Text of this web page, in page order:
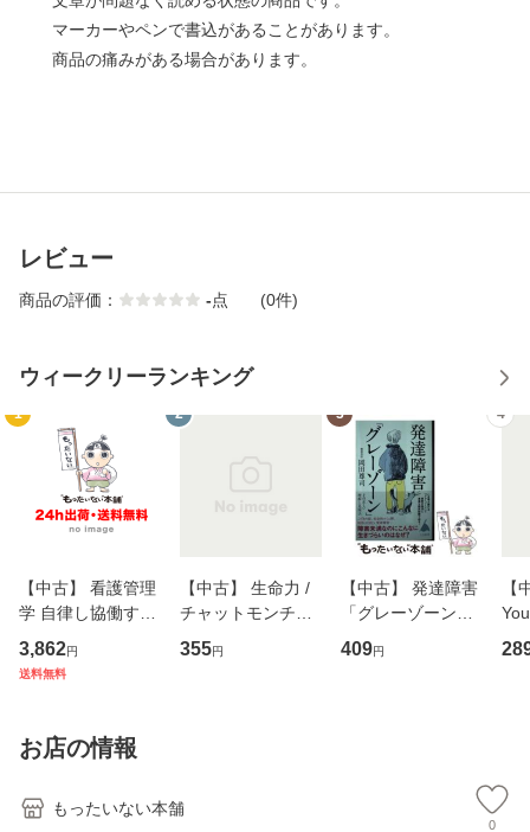
マーカーやペンで書込があることがあります。
商品の痛みがある場合があります。
レビュー
商品の評価： -点 (0件)
ウィークリーランキング
1
【中古】 看護管理
学 自律し協働する
専門職の看護マネ
ジメントスキル 改
恵 藤本幸三 / 南江
堂 [単行
3,862円
送料無料
2
【中古】 生命力 /
チャットモンチー /
キューンレコード
[CD]【メール便送
355円
3
【中古】 発達障害
「グレーゾーン」
その正しい理解と
克服法 (SB新書 57
409円
4
【
のが
お店の情報
もったいない本舗
0